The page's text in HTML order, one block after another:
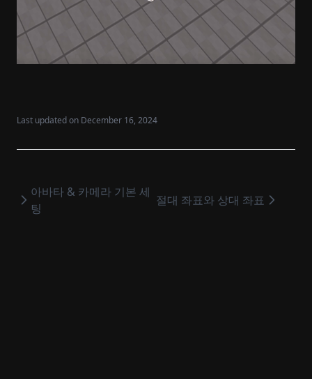
Last updated on December 16, 2024
아바타 & 카메라 기본 세
팅
절대 좌표와 상대 좌표